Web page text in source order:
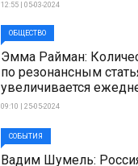
12:55 | 05-03-2024
ОБЩЕСТВО
Эмма Райман:
по резонансным
увеличивается
09:10 | 25-05-2024
СОБЫТИЯ
Вадим Шумель: